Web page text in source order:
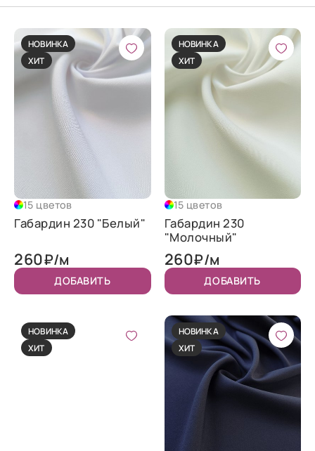
НОВИНКА
ХИТ
15 цветов
Габардин 230 "Белый"
260₽/м
ДОБАВИТЬ
НОВИНКА
ХИТ
15 цветов
Габардин 230
"Молочный"
260₽/м
ДОБАВИТЬ
НОВИНКА
ХИТ
НОВИНКА
ХИТ